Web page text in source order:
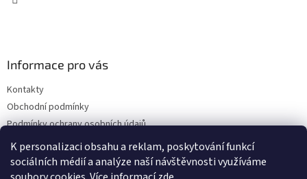
K personalizaci obsahu a reklam, poskytování funkcí
sociálních médií a analýze naší návštěvnosti využíváme
Informace pro vás
Kontakty
Obchodní podmínky
Podmínky ochrany osobních údajů
Dodací a platební podmínky